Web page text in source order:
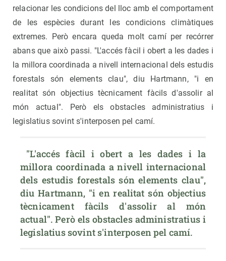
relacionar les condicions del lloc amb el comportament
de les espècies durant les condicions climàtiques
extremes. Però encara queda molt camí per recórrer
abans que això passi. "L'accés fàcil i obert a les dades i
la millora coordinada a nivell internacional dels estudis
forestals són elements clau", diu Hartmann, "i en
realitat són objectius tècnicament fàcils d'assolir al
món actual". Però els obstacles administratius i
legislatius sovint s'interposen pel camí.
millora coordinada a nivell internacional
dels estudis forestals són elements clau",
diu Hartmann, "i en realitat són objectius
tècnicament fàcils d'assolir al món
actual". Però els obstacles administratius i
legislatius sovint s'interposen pel camí.